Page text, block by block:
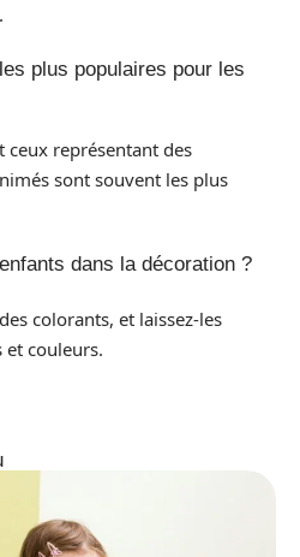
plus populaires pour les
ceux représentant des
sont souvent les plus
dans la décoration ?
colorants, et laissez-les
couleurs.